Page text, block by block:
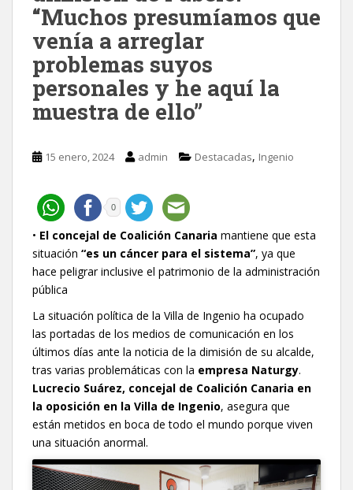
“Muchos presumíamos que
venía a arreglar
problemas suyos
personales y he aquí la
muestra de ello”
15 enero, 2024 admin Destacadas, Ingenio
0
• El concejal de Coalición Canaria mantiene que esta
situación “es un cáncer para el sistema”, ya que
hace peligrar inclusive el patrimonio de la administración
pública
La situación política de la Villa de Ingenio ha ocupado
las portadas de los medios de comunicación en los
últimos días ante la noticia de la dimisión de su alcalde,
tras varias problemáticas con la empresa Naturgy.
Lucrecio Suárez, concejal de Coalición Canaria en
la oposición en la Villa de Ingenio, asegura que
están metidos en boca de todo el mundo porque viven
una situación anormal.